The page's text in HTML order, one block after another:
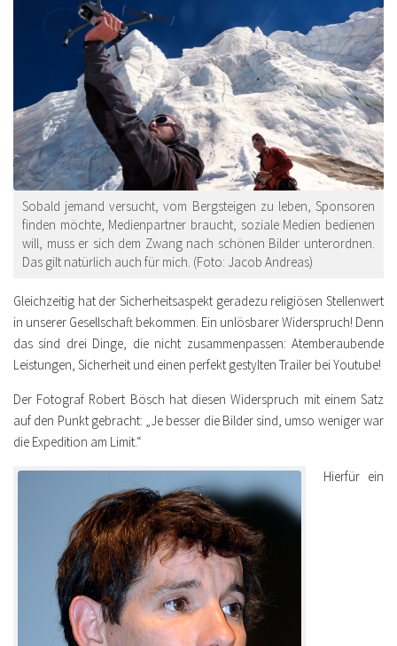
Sobald jemand versucht, vom Bergsteigen zu leben, Sponsoren
finden möchte, Medienpartner braucht, soziale Medien bedienen
will, muss er sich dem Zwang nach schönen Bilder unterordnen.
Das gilt natürlich auch für mich. (Foto: Jacob Andreas)
Gleichzeitig hat der Sicherheitsaspekt geradezu religiösen Stellenwert
in unserer Gesellschaft bekommen. Ein unlösbarer Widerspruch! Denn
das sind drei Dinge, die nicht zusammenpassen: Atemberaubende
Leistungen, Sicherheit und einen perfekt gestylten Trailer bei Youtube!
Der Fotograf Robert Bösch hat diesen Widerspruch mit einem Satz
auf den Punkt gebracht: „Je besser die Bilder sind, umso weniger war
die Expedition am Limit.“
Hierfür ein